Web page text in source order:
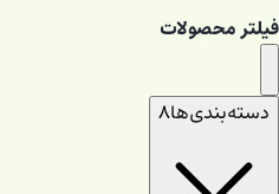
فیلتر محصولات
دسته‌بندی‌ها۸